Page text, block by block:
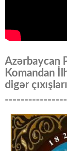
Azərbaycan
Komandan
digər çıxışları